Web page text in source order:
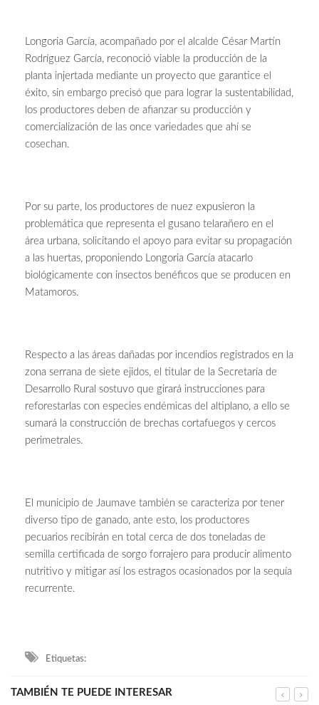
Longoria García, acompañado por el alcalde César Martín
Rodríguez García, reconoció viable la producción de la
planta injertada mediante un proyecto que garantice el
éxito, sin embargo precisó que para lograr la sustentabilidad,
los productores deben de afianzar su producción y
comercialización de las once variedades que ahí se
cosechan.
Por su parte, los productores de nuez expusieron la
problemática que representa el gusano telarañero en el
área urbana, solicitando el apoyo para evitar su propagación
a las huertas, proponiendo Longoria García atacarlo
biológicamente con insectos benéficos que se producen en
Matamoros.
Respecto a las áreas dañadas por incendios registrados en la
zona serrana de siete ejidos, el titular de la Secretaría de
Desarrollo Rural sostuvo que girará instrucciones para
reforestarlas con especies endémicas del altiplano, a ello se
sumará la construcción de brechas cortafuegos y cercos
perimetrales.
El municipio de Jaumave también se caracteriza por tener
diverso tipo de ganado, ante esto, los productores
pecuarios recibirán en total cerca de dos toneladas de
semilla certificada de sorgo forrajero para producir alimento
nutritivo y mitigar así los estragos ocasionados por la sequía
recurrente.
Etiquetas:
TAMBIÉN TE PUEDE INTERESAR